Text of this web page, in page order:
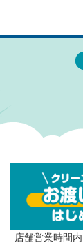
クリーニングのヤ
店舗営業時間